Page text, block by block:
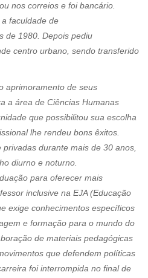
nos correios e foi bancário.
faculdade de
de 1980. Depois pediu
centro urbano, sendo transferido
aprimoramento de seus
a área de Ciências Humanas
que possibilitou sua escolha
lhe rendeu bons êxitos.
durante mais de 30 anos,
diurno e noturno.
para oferecer mais
inclusive na EJA (Educação
exige conhecimentos específicos
e formação para o mundo do
de materiais pedagógicas
que defendem políticas
foi interrompida no final de